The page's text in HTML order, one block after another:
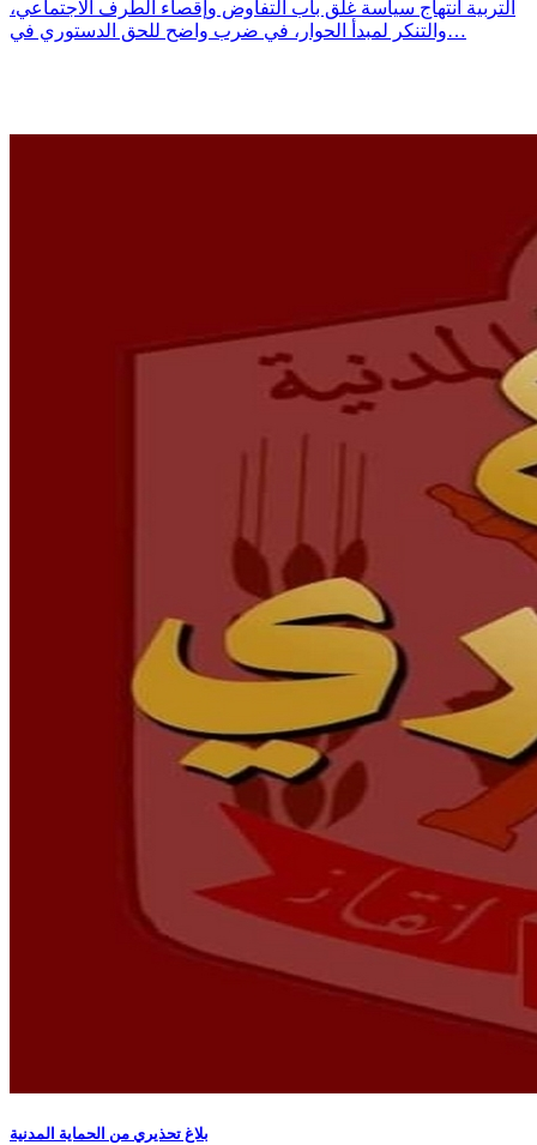
التربية انتهاج سياسة غلق باب التفاوض وإقصاء الطرف الاجتماعي،
والتنكر لمبدأ الحوار، في ضرب واضح للحق الدستوري في…
بلاغ تحذيري من الحماية المدنية